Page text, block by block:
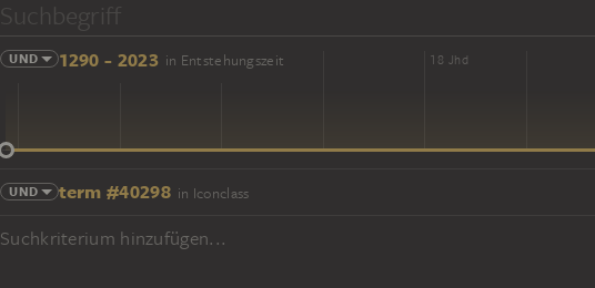
UND 1290 - 2023 in Entstehungszeit
14 Jhd 16 Jhd 18 Jhd
UND term #40298 in Iconclass
Suchkriterium hinzufügen...